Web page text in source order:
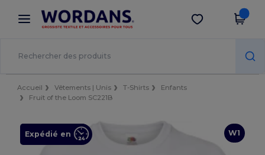
× Appli Wordans
Meilleurs prix sur l’app !
Obtenir l'appli
Accueil Vêtements | Unis T-Shirts
Enfants
Fruit of the Loom SC221B
W1
Expédié en